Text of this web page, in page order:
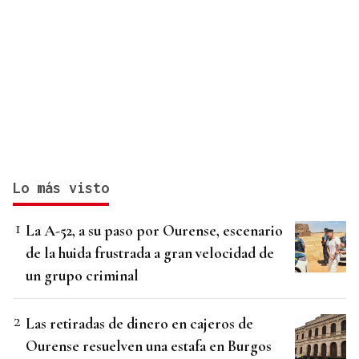
Lo más visto
La A-52, a su paso por Ourense, escenario
de la huida frustrada a gran velocidad de
un grupo criminal
Las retiradas de dinero en cajeros de
Ourense resuelven una estafa en Burgos